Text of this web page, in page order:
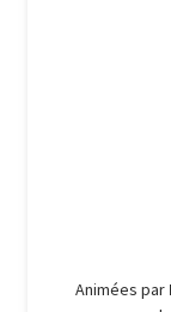
Animées par